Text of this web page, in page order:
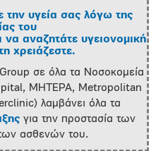
την υγεία σας λόγω της
του
αναζητάτε υγειονομική
χρειάζεστε.
σε όλα τα Νοσοκομεία
ΜΗΤΕΡΑ, Metropolitan
λαμβάνει όλα τα
για την προστασία των
ασθενών του.